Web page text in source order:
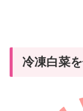
冷凍白菜